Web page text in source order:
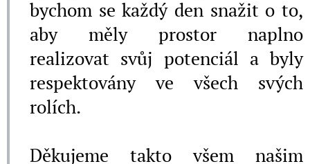
bychom se každý den snažit o to,
aby měly prostor naplno
realizovat svůj potenciál a byly
respektovány ve všech svých
rolích.
Děkujeme takto všem našim